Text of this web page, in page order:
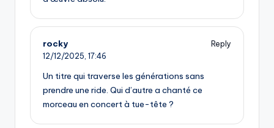
rocky
Reply
12/12/2025, 17:46
Un titre qui traverse les générations sans
prendre une ride. Qui d’autre a chanté ce
morceau en concert à tue-tête ?